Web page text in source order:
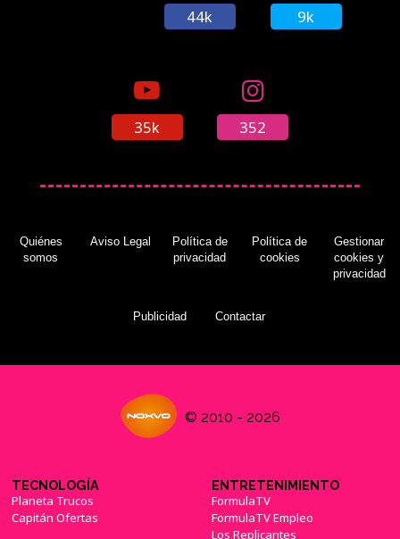
44k 9k
35k 352
Quiénes
somos
Aviso Legal
Política de
privacidad
Política de
cookies
Gestionar
cookies y
privacidad
Publicidad Contactar
© 2010 - 2026
TECNOLOGÍA
Planeta Trucos
Capitán Ofertas
ENTRETENIMIENTO
FormulaTV
FormulaTV Empleo
Los Replicantes